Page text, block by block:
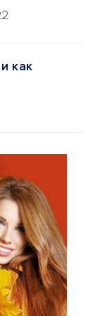
как